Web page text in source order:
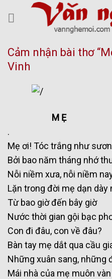
Cảm nhận bài thơ
Vinh
M Ẹ
.
Mẹ ơi! Tóc trắng như
Bởi bao năm tháng nhớ
Nỗi niềm xưa, nỗi niềm
Lặn trong đời mẹ dạn dày
Từ bao giờ đến bây giờ
Nước thời gian gội bạc
Con đi đâu, con về đâu?
Bàn tay mẹ dắt qua cầu
Những xuân sang, những
Mái nhà của mẹ muôn